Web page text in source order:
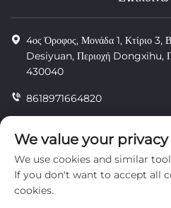
4ος Όροφος, Μονάδα 1, Κτίριο 3,
Desiyuan, Περιοχή Dongxihu,
430040
8618971664820
[email protected]
We value your privacy
We use cookies and similar
If you don't want to accept all
cookies.